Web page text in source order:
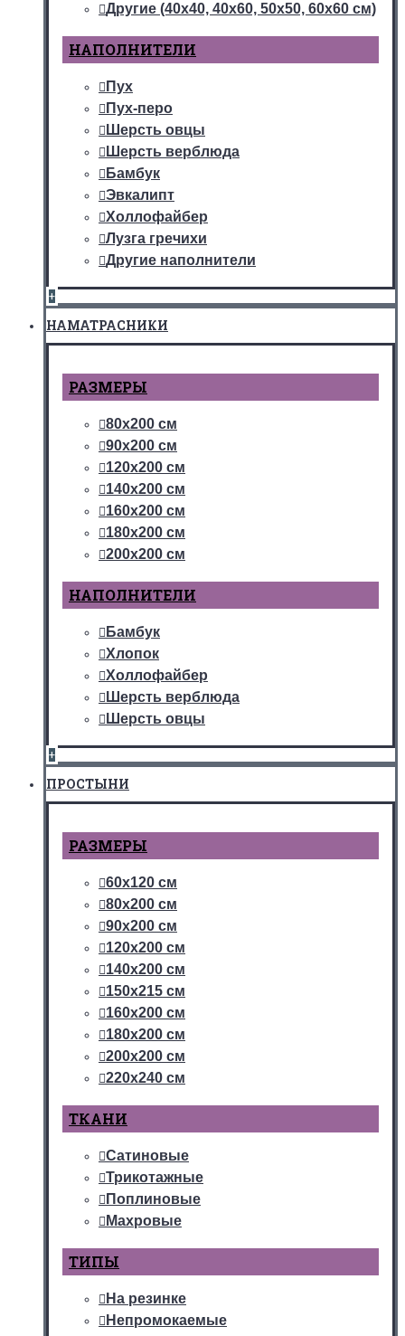
Другие (40х40, 40х60, 50х50, 60х60 см)
НАПОЛНИТЕЛИ
Пух
Пух-перо
Шерсть овцы
Шерсть верблюда
Бамбук
Эвкалипт
Холлофайбер
Лузга гречихи
Другие наполнители
+
НАМАТРАСНИКИ
РАЗМЕРЫ
80х200 см
90х200 см
120х200 см
140х200 см
160х200 см
180х200 см
200х200 см
НАПОЛНИТЕЛИ
Бамбук
Хлопок
Холлофайбер
Шерсть верблюда
Шерсть овцы
+
ПРОСТЫНИ
РАЗМЕРЫ
60х120 см
80х200 см
90х200 см
120х200 см
140х200 см
150х215 см
160х200 см
180х200 см
200х200 см
220х240 см
ТКАНИ
Сатиновые
Трикотажные
Поплиновые
Махровые
ТИПЫ
На резинке
Непромокаемые